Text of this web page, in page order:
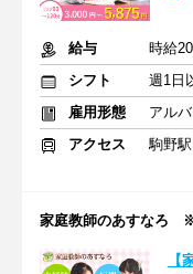
給与
時給
シフト
週1日
雇用形態
アル
アクセス
駒野駅
家庭教師のあすなろ
【